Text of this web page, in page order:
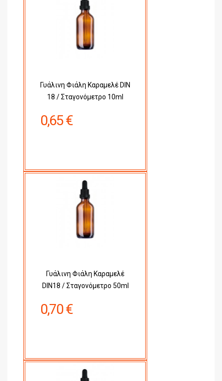
Γυάλινη Φιάλη Καραμελέ DIN
18 / Σταγονόμετρο 10ml
0,65 €
Γυάλινη Φιάλη Καραμελέ
DIN18 / Σταγονόμετρο 50ml
0,70 €